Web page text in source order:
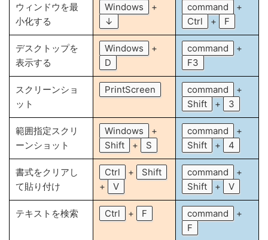
ウィンドウを最
小化する
Windows
+
↓
command
+
Ctrl
+ F
デスクトップを
表示する
Windows
+
D
command
+
F3
スクリーンショ
ット
PrintScreen command
+
Shift
+ 3
範囲指定スクリ
ーンショット
Windows
+
Shift
+ S
command
+
Shift
+ 4
書式をクリアし
て貼り付け
Ctrl +
Shift
+
V
command
+
Shift
+ V
テキストを検索 Ctrl + F command
+
F